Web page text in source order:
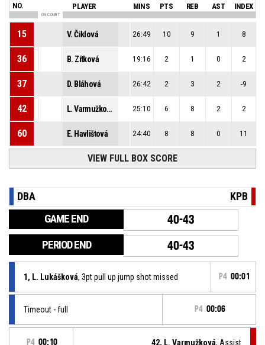
NO. PLAYER MINS PTS REB AST INDEX
ON COURT
15 V. Čiklová 26:49 10 9 1 8
36 B. Zítková 19:16 2 1 0 2
37 D. Bláhová 26:42 2 3 2 -9
42 L. Varmužková 25:10 6 8 2 2
60 E. Havlištová 24:40 8 8 0 11
VIEW FULL BOX SCORE
DBA KPB
GAME END 40-43
PERIOD END 40-43
1, L. Lukášková, 3pt pull up jump shot missed P4 00:01
Timeout - full P4 00:06
P4 00:10 42, L. Varmužková, Assist